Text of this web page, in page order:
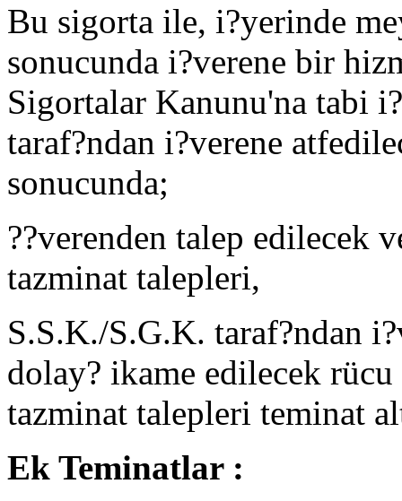
Bu sigorta ile, i?yerinde
sonucunda i?verene bir
Sigortalar Kanunu'na tabi
taraf?ndan i?verene
sonucunda;
??verenden talep edilecek
tazminat talepleri,
S.S.K./S.G.K. taraf?ndan
dolay? ikame edilecek
tazminat talepleri teminat
Ek Teminatlar :